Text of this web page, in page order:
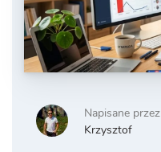
Napisane przez
Krzysztof